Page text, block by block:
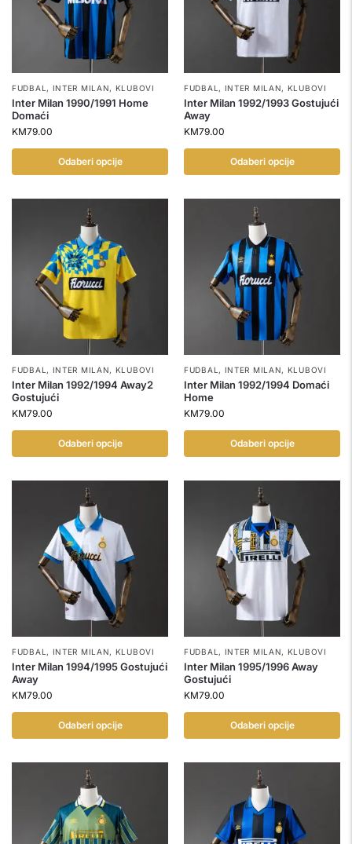
FUDBAL , INTER MILAN, KLUBOVI
Inter Milan 1990/1991 Home
Domaći
KM79.00
Odaberi opcije
FUDBAL , INTER MILAN, KLUBOVI
Inter Milan 1992/1993 Gostujući
Away
KM79.00
Odaberi opcije
FUDBAL , INTER MILAN, KLUBOVI
Inter Milan 1992/1994 Away2
Gostujući
KM79.00
Odaberi opcije
FUDBAL , INTER MILAN, KLUBOVI
Inter Milan 1992/1994 Domaći
Home
KM79.00
Odaberi opcije
FUDBAL , INTER MILAN, KLUBOVI
Inter Milan 1994/1995 Gostujući
Away
KM79.00
Odaberi opcije
FUDBAL , INTER MILAN, KLUBOVI
Inter Milan 1995/1996 Away
Gostujući
KM79.00
Odaberi opcije